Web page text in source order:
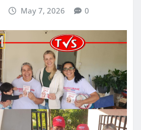
May 7, 2026 0